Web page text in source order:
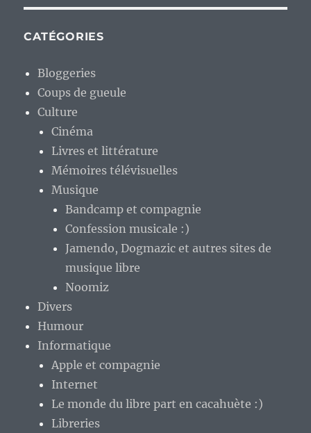
CATÉGORIES
Bloggeries
Coups de gueule
Culture
Cinéma
Livres et littérature
Mémoires télévisuelles
Musique
Bandcamp et compagnie
Confession musicale :)
Jamendo, Dogmazic et autres sites de
musique libre
Noomiz
Divers
Humour
Informatique
Apple et compagnie
Internet
Le monde du libre part en cacahuète :)
Libreries